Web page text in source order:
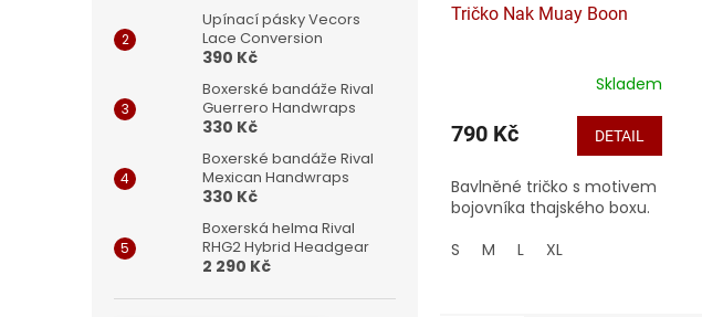
Upínací pásky Vecors
Lace Conversion
390 Kč
Boxerské bandáže Rival
Guerrero Handwraps
330 Kč
Boxerské bandáže Rival
Mexican Handwraps
330 Kč
Boxerská helma Rival
RHG2 Hybrid Headgear
2 290 Kč
Tričko Nak Muay Boon
Skladem
790 Kč DETAIL
Bavlněné tričko s motivem
bojovníka thajského boxu.
S
M L XL